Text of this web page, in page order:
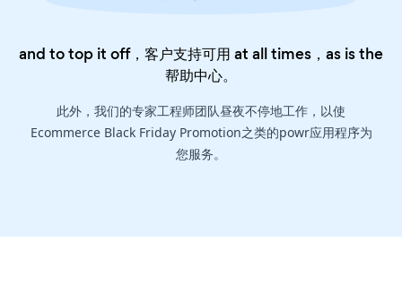
and to top it off，客户支持可用 at all times，as is the
帮助中心。
此外，我们的专家工程师团队昼夜不停地工作，以使
Ecommerce Black Friday Promotion之类的powr应用程序为
您服务。